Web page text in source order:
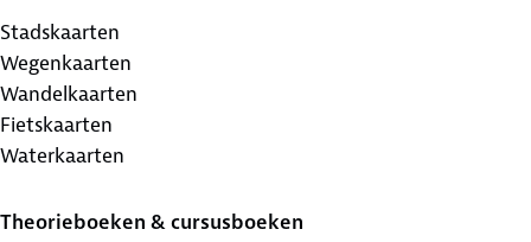
Stadskaarten
Wegenkaarten
Wandelkaarten
Fietskaarten
Waterkaarten
Theorieboeken & cursusboeken